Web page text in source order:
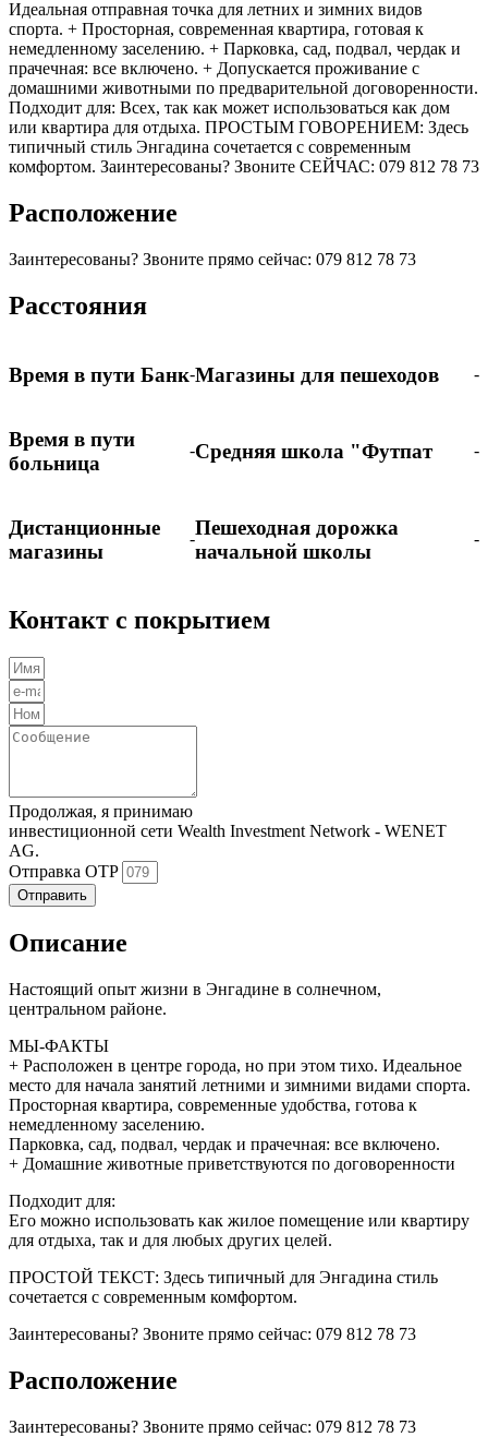
Идеальная отправная точка для летних и зимних видов
спорта. + Просторная, современная квартира, готовая к
немедленному заселению. + Парковка, сад, подвал, чердак и
прачечная: все включено. + Допускается проживание с
домашними животными по предварительной договоренности.
Подходит для: Всех, так как может использоваться как дом
или квартира для отдыха. ПРОСТЫМ ГОВОРЕНИЕМ: Здесь
типичный стиль Энгадина сочетается с современным
комфортом. Заинтересованы? Звоните СЕЙЧАС: 079 812 78 73
Расположение
Заинтересованы? Звоните прямо сейчас: 079 812 78 73
Расстояния
Время в пути Банк-Магазины для пешеходов -
Время в пути
больница
-Средняя школа "Футпат -
Дистанционные
магазины
-Пешеходная дорожка
начальной школы
-
Контакт с покрытием
Продолжая, я принимаю
инвестиционной сети Wealth Investment Network - WENET
AG.
Отправка OTP
Отправить
Описание
Настоящий опыт жизни в Энгадине в солнечном,
центральном районе.
МЫ-ФАКТЫ
+ Расположен в центре города, но при этом тихо. Идеальное
место для начала занятий летними и зимними видами спорта.
Просторная квартира, современные удобства, готова к
немедленному заселению.
Парковка, сад, подвал, чердак и прачечная: все включено.
+ Домашние животные приветствуются по договоренности
Подходит для:
Его можно использовать как жилое помещение или квартиру
для отдыха, так и для любых других целей.
ПРОСТОЙ ТЕКСТ: Здесь типичный для Энгадина стиль
сочетается с современным комфортом.
Заинтересованы? Звоните прямо сейчас: 079 812 78 73
Расположение
Заинтересованы? Звоните прямо сейчас: 079 812 78 73